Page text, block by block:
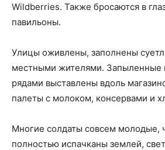
Wildberries. Также бросаются в
павильоны.
Улицы оживлены, заполнены
местными жителями. Запыленные
рядами выставлены вдоль
палеты с молоком, консервами и
Многие солдаты совсем молодые,
полностью испачканы землей,